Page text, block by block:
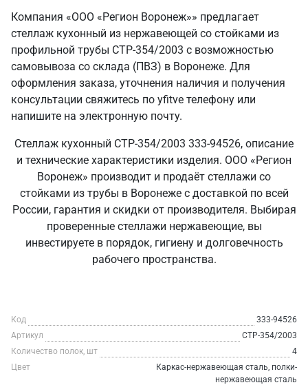
Компания «ООО «Регион Воронеж»» предлагает
стеллаж кухонный из нержавеющей со стойками из
профильной трубы СТР-354/2003 с возможностью
самовывоза со склада (ПВЗ) в Воронеже. Для
оформления заказа, уточнения наличия и получения
консультации свяжитесь по yfitve телефону или
напишите на электронную почту.
Стеллаж кухонный СТР-354/2003 333-94526, описание
и технические характеристики изделия. ООО «Регион
Воронеж» производит и продаёт стеллажи со
стойками из трубы в Воронеже с доставкой по всей
России, гарантия и скидки от производителя. Выбирая
проверенные стеллажи нержавеющие, вы
инвестируете в порядок, гигиену и долговечность
рабочего пространства.
Код
333-94526
Артикул
СТР-354/2003
Количество полок, шт
4
Цвет
Каркас-нержавеющая сталь, полки-
нержавеющая сталь